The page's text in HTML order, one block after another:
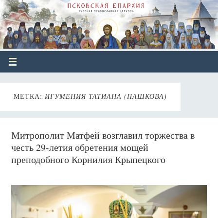
МЕТКА: ИГУМЕНИЯ ТАТИАНА (ПАШКОВА)
Митрополит Матфей возглавил торжества в
честь 29-летия обретения мощей
преподобного Корнилия Крыпецкого